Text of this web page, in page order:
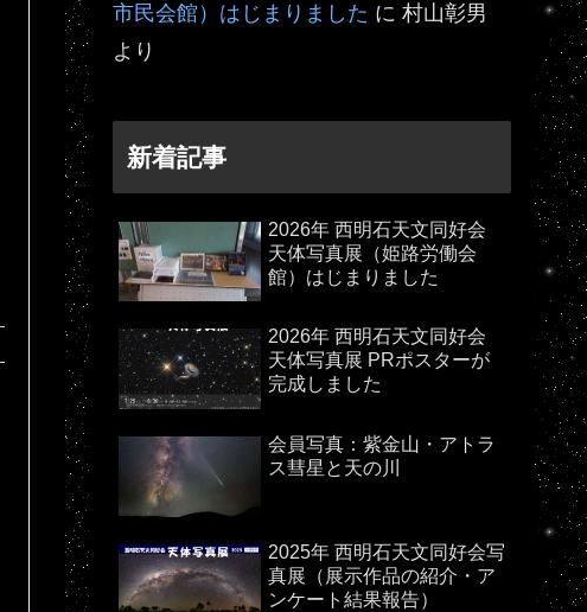
市民会館）はじまりました に 村山彰男
より
新着記事
2026年 西明石天文同好会
天体写真展（姫路労働会
館）はじまりました
2026年 西明石天文同好会
天体写真展 PRポスターが
完成しました
会員写真：紫金山・アトラ
ス彗星と天の川
2025年 西明石天文同好会写
真展（展示作品の紹介・ア
ンケート結果報告）